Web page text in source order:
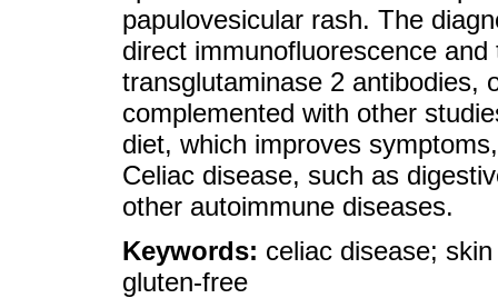
papulovesicular rash. The
direct immunofluorescence
transglutaminase 2 antibodies,
complemented with other
diet, which improves
Celiac disease, such as
other autoimmune diseases.
Keywords: celiac disease;
gluten-free